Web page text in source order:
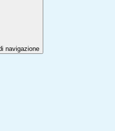
navigazione